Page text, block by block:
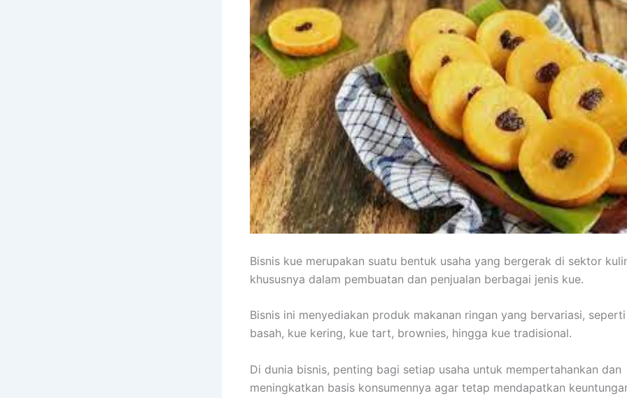
Bisnis kue merupakan suatu bentuk usaha yang bergerak di sektor
khususnya dalam pembuatan dan penjualan berbagai jenis kue.
Bisnis ini menyediakan produk makanan ringan yang bervariasi,
basah, kue kering, kue tart, brownies, hingga kue tradisional.
Di dunia bisnis, penting bagi setiap usaha untuk mempertahankan dan
meningkatkan basis konsumennya agar tetap mendapatkan